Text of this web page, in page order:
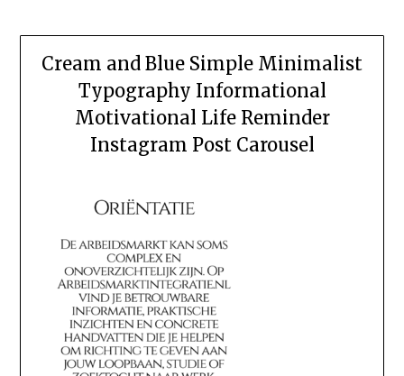
Cream and Blue Simple Minimalist
Typography Informational
Motivational Life Reminder
Instagram Post Carousel